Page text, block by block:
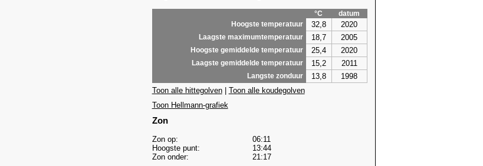
°C
datum
Hoogste temperatuur
32,8 2020
Laagste maximumtemperatuur 18,7 2005
Hoogste gemiddelde temperatuur 25,4 2020
Laagste gemiddelde temperatuur 15,2 2011
Langste zonduur 13,8
1998
Toon alle hittegolven| Toon alle koudegolven
Toon Hellmann-grafiek
Zon
Zon op:
06:11
Hoogste punt:
13:44
Zon onder:
21:17